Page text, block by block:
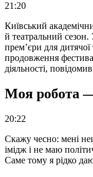
21:20
Київський
й театральний
прем’єри для дитячої
продовження
діяльності,
Моя робота
20:22
Скажу чесно: мені
імідж і не маю
Саме тому я рідко